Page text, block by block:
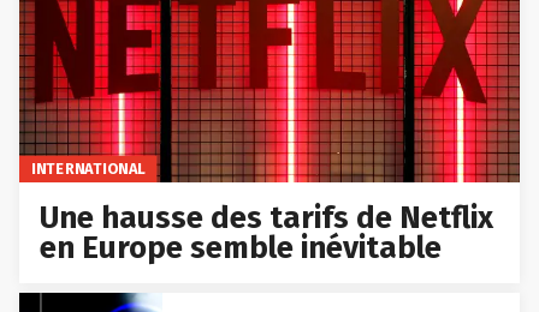
INTERNATIONAL
Une hausse des tarifs de Netflix
en Europe semble inévitable